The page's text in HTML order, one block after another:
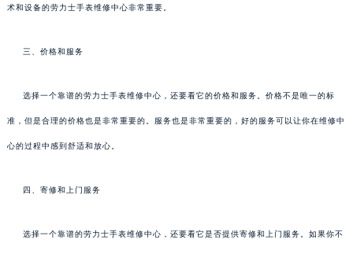
术和设备的劳力士手表维修中心非常重要。
三、价格和服务
选择一个靠谱的劳力士手表维修中心，还要看它的价格和服务。价格不是唯一的标
准，但是合理的价格也是非常重要的。服务也是非常重要的，好的服务可以让你在维修中
心的过程中感到舒适和放心。
四、寄修和上门服务
选择一个靠谱的劳力士手表维修中心，还要看它是否提供寄修和上门服务。如果你不